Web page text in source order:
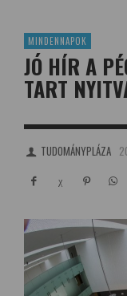
MINDENNAPOK
JÓ HÍR A
TART
TUDOMÁNYPLÁZA